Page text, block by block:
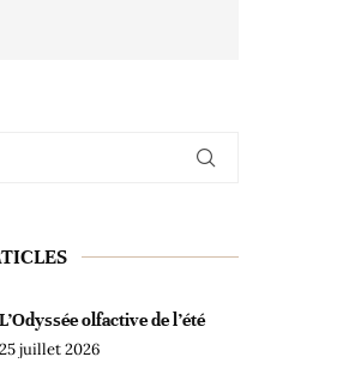
L’Odyssée olfactive de l’été
25 juillet 2026